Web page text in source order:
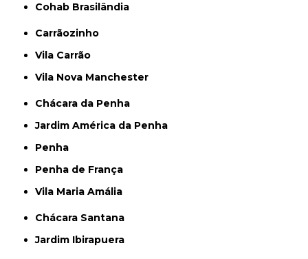
Cohab Brasilândia
Carrãozinho
Vila Carrão
Vila Nova Manchester
Chácara da Penha
Jardim América da Penha
Penha
Penha de França
Vila Maria Amália
Chácara Santana
Jardim Ibirapuera